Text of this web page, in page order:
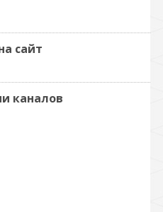
сайт
каналов